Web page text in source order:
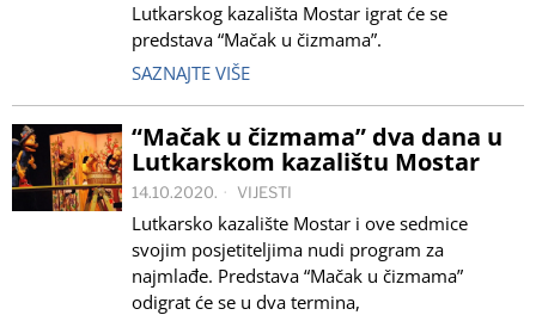
Lutkarskog kazališta Mostar igrat će se
predstava “Mačak u čizmama”.
SAZNAJTE VIŠE
“Mačak u čizmama” dva dana u
Lutkarskom kazalištu Mostar
14.10.2020. VIJESTI
Lutkarsko kazalište Mostar i ove sedmice
svojim posjetiteljima nudi program za
najmlađe. Predstava “Mačak u čizmama”
odigrat će se u dva termina,